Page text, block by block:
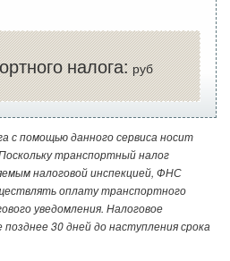
налога:руб
с помощью данного сервиса носит
транспортный налог
налоговой инспекцией, ФНС
оплату транспортного
уведомления. Налоговое
30 дней до наступления срока